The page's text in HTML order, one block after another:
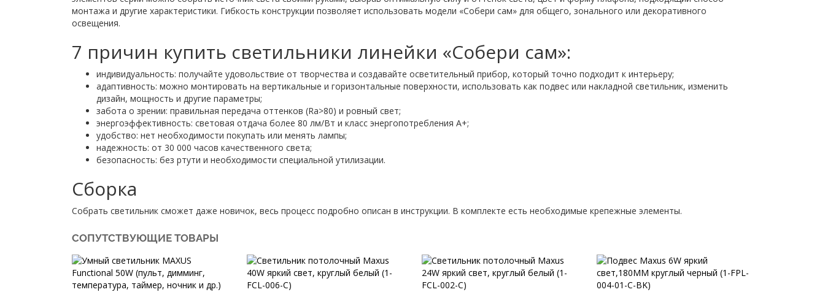
монтажа и другие характеристики. Гибкость конструкции позволяет использовать модели «Собери сам» для общего, зонального или декоративного
освещения.
7 причин купить светильники линейки «Собери сам»:
индивидуальность: получайте удовольствие от творчества и создавайте осветительный прибор, который точно подходит к интерьеру;
адаптивность: можно монтировать на вертикальные и горизонтальные поверхности, использовать как подвес или накладной светильник, изменить
дизайн, мощность и другие параметры;
забота о зрении: правильная передача оттенков (Ra>80) и ровный свет;
энергоэффективность: световая отдача более 80 лм/Вт и класс энергопотребления А+;
удобство: нет необходимости покупать или менять лампы;
надежность: от 30 000 часов качественного света;
безопасность: без ртути и необходимости специальной утилизации.
Сборка
Собрать светильник сможет даже новичок, весь процесс подробно описан в инструкции. В комплекте есть необходимые крепежные элементы.
СОПУТСТВУЮЩИЕ ТОВАРЫ